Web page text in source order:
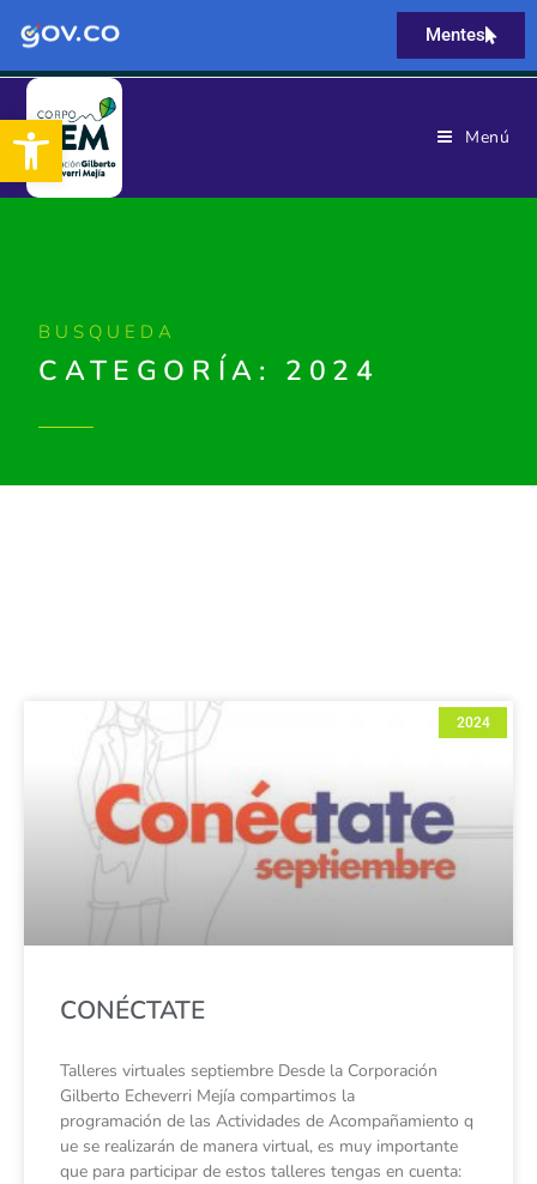
Abrir barra de herramientas
Mentes
Menú
BUSQUEDA
CATEGORÍA: 2024
2024
CONÉCTATE
Talleres virtuales septiembre Desde la Corporación
Gilberto Echeverri Mejía compartimos la
programación de las Actividades de Acompañamiento q
ue se realizarán de manera virtual, es muy importante
que para participar de estos talleres tengas en cuenta: